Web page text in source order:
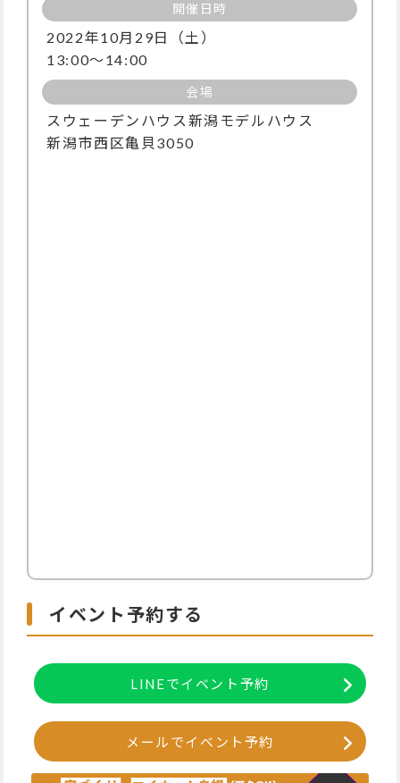
開催日時
2022年10月29日（土）
13:00～14:00
会場
スウェーデンハウス新潟モデルハウス
新潟市西区亀貝3050
イベント予約する
LINEでイベント予約
メールでイベント予約